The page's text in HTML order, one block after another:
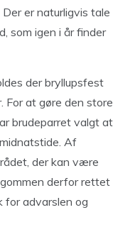
er naturligvis tale
som igen i år finder
der bryllupsfest
For at gøre den store
brudeparret valgt at
Af
der kan være
derfor rettet
for advarslen og